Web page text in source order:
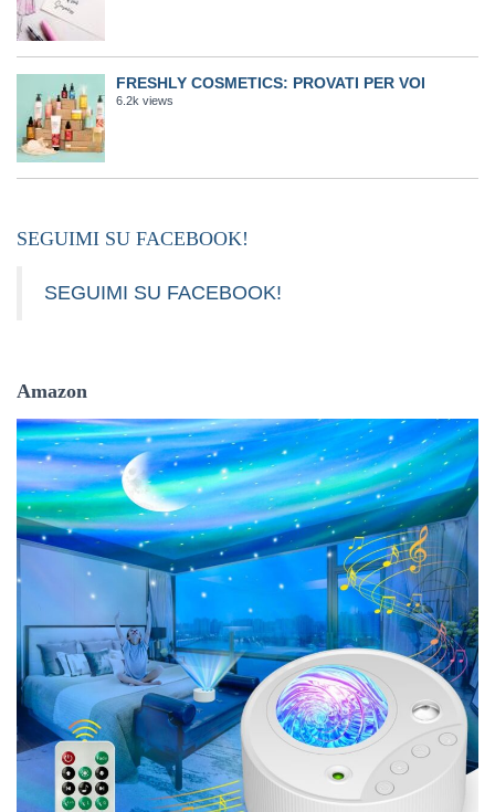
FRESHLY COSMETICS: PROVATI PER VOI
6.2k views
SEGUIMI SU FACEBOOK!
SEGUIMI SU FACEBOOK!
Amazon